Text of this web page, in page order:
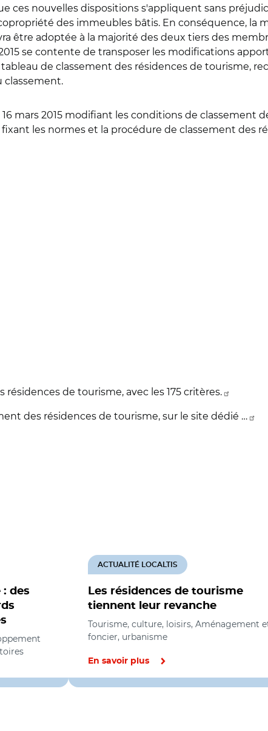
ces nouvelles dispositions s'appliquent sans
des immeubles bâtis. En conséquence,
être adoptée à la majorité des deux tiers des
se contente de transposer les modifications
de classement des résidences de tourisme,
classement.
mars 2015 modifiant les conditions de classement
les normes et la procédure de classement des
de tourisme, avec les 175 critères.
des résidences de tourisme, sur le site dédié …
: des
Les résidences de tourisme
tiennent leur revanche
ACTUALITÉ LOCALTIS
Tourisme, culture, loisirs, Aménagement
foncier, urbanisme
En savoir plus